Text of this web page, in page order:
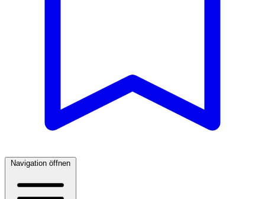
Navigation öffnen